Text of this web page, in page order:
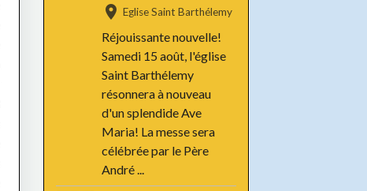
Eglise Saint Barthélemy
Réjouissante nouvelle!
Samedi 15 août, l'église
Saint Barthélemy
résonnera à nouveau
d'un splendide Ave
Maria! La messe sera
célébrée par le Père
André ...